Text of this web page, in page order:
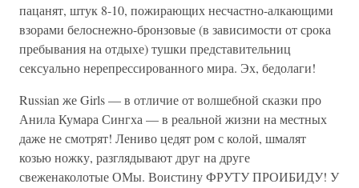
пацанят, штук 8-10, пожирающих несчастно-алкающими
взорами белоснежно-бронзовые (в зависимости от срока
пребывания на отдыхе) тушки представительниц
сексуально нерепрессированного мира. Эх, бедолаги!
Russian же Girls — в отличие от волшебной сказки про
Анила Кумара Сингха — в реальной жизни на местных
даже не смотрят! Лениво цедят ром с колой, шмалят
козью ножку, разглядывают друг на друге
свеженаколотые ОМы. Воистину ФРУТУ ПРОИБИДУ! У